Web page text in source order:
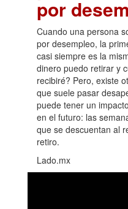
por
Cuando una persona
por desempleo, la
casi siempre es la
dinero puedo retirar y
recibiré? Pero, existe
que suele pasar
puede tener un
en el futuro: las
que se descuentan al
retiro.
Lado.mx